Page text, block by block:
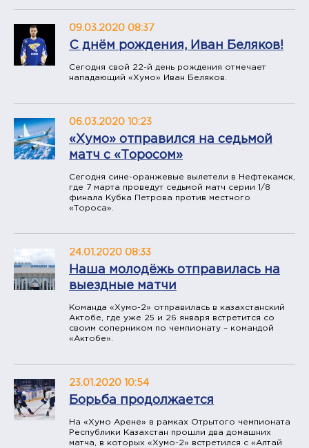
09.03.2020 08:37
​С днём рождения, Иван Беляков!
Сегодня свой 22-й день рождения отмечает
нападающий «Хумо» Иван Беляков.
06.03.2020 10:23
«Хумо» отправился на седьмой
матч с «Торосом»
Сегодня сине-оранжевые вылетели в Нефтекамск,
где 7 марта проведут седьмой матч серии 1/8
финала Кубка Петрова против местного
«Тороса».
24.01.2020 08:33
​Наша молодёжь отправилась на
выездные матчи
Команда «Хумо-2» отправилась в казахстанский
Актобе, где уже 25 и 26 января встретится со
своим соперником по чемпионату – командой
«Актобе».
23.01.2020 10:54
Борьба продолжается
​На «Хумо Арене» в рамках Отрытого чемпионата
Республики Казахстан прошли два домашних
матча, в которых «Хумо-2» встретился с «Алтай